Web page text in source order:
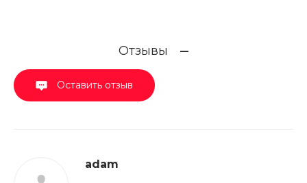
Отзывы
Оставить отзыв
adam